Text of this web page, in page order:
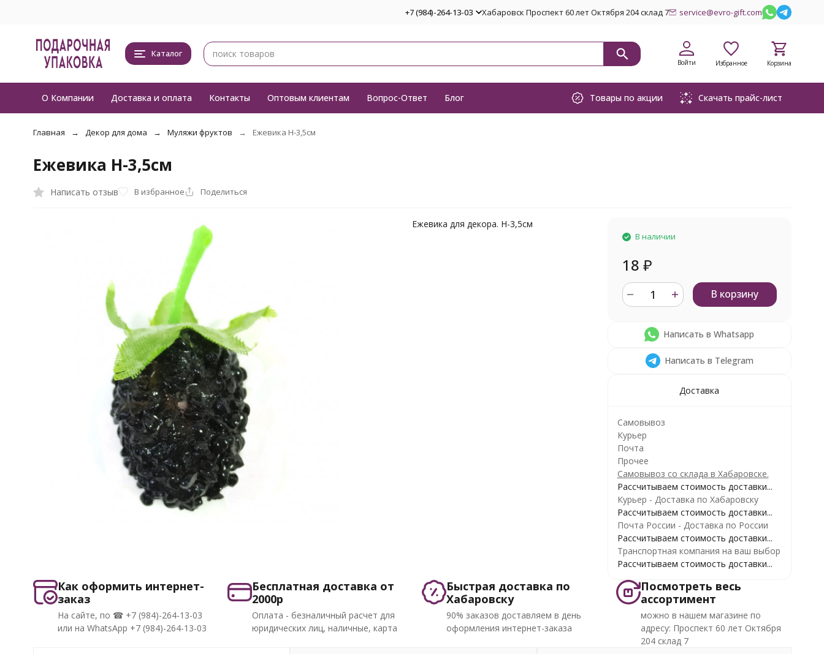
+7 (984)-264-13-03 Хабаровск Проспект 60 лет Октября 204 склад 7 service@evro-gift.com
Каталог
Войти Избранное Корзина
О Компании Доставка и оплата Контакты Оптовым клиентам Вопрос-Ответ Блог Товары по акции Скачать прайс-лист
Главная Декор для дома Муляжи фруктов Ежевика H-3,5см
Ежевика H-3,5см
Написать отзыв В избранное Поделиться
Ежевика для декора. H-3,5см
В наличии
18 ₽
В корзину
Написать в Whatsapp
Написать в Telegram
Доставка
Самовывоз
Курьер
Почта
Прочее
Самовывоз со склада в Хабаровске.
Рассчитываем стоимость доставки...
Курьер - Доставка по Хабаровску
Рассчитываем стоимость доставки...
Почта России - Доставка по России
Рассчитываем стоимость доставки...
Транспортная компания на ваш выбор
Рассчитываем стоимость доставки...
Как оформить интернет-
заказ
На сайте, по ☎ +7 (984)-264-13-03
или на WhatsApp +7 (984)-264-13-03
Бесплатная доставка от
2000р
Оплата - безналичный расчет для
юридических лиц, наличные, карта
Быстрая доставка по
Хабаровску
90% заказов доставляем в день
оформления интернет-заказа
Посмотреть весь
ассортимент
можно в нашем магазине по
адресу: Проспект 60 лет Октября
204 склад 7